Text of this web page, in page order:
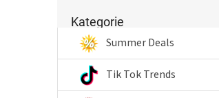
r
n
kategorie
Kategorie
Summer Deals
Tik Tok Trends